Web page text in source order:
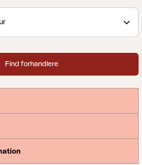
møbler, som samtidig er
af de afrundede detaljer.
Find forhandlere